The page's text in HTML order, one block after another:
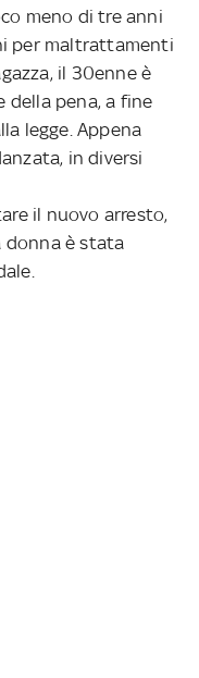
meno di tre anni
per maltrattamenti
il 30enne è
della pena, a fine
legge. Appena
in diversi
il nuovo arresto,
donna è stata